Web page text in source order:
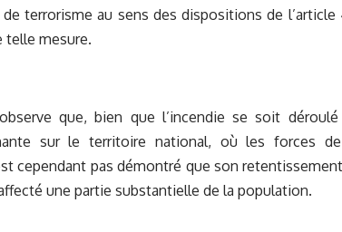
terrorisme au sens des dispositions de l’article
telle mesure.
que, bien que l’incendie se soit
sur le territoire national, où les forces
cependant pas démontré que son
une partie substantielle de la population.